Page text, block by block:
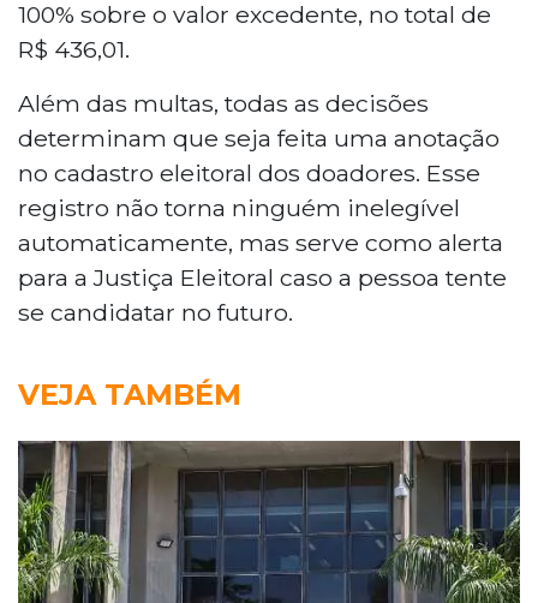
100% sobre o valor excedente, no total de
R$ 436,01.
Além das multas, todas as decisões
determinam que seja feita uma anotação
no cadastro eleitoral dos doadores. Esse
registro não torna ninguém inelegível
automaticamente, mas serve como alerta
para a Justiça Eleitoral caso a pessoa tente
se candidatar no futuro.
VEJA TAMBÉM